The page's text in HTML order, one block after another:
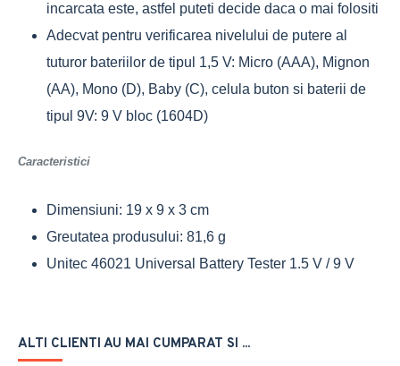
incarcata este, astfel puteti decide daca o mai folositi
Adecvat pentru verificarea nivelului de putere al
tuturor bateriilor de tipul 1,5 V: Micro (AAA), Mignon
(AA), Mono (D), Baby (C), celula buton si baterii de
tipul 9V: 9 V bloc (1604D)
Caracteristici
Dimensiuni: 19 x 9 x 3 cm
Greutatea produsului: 81,6 g
Unitec 46021 Universal Battery Tester 1.5 V / 9 V
ALTI CLIENTI AU MAI CUMPARAT SI ...